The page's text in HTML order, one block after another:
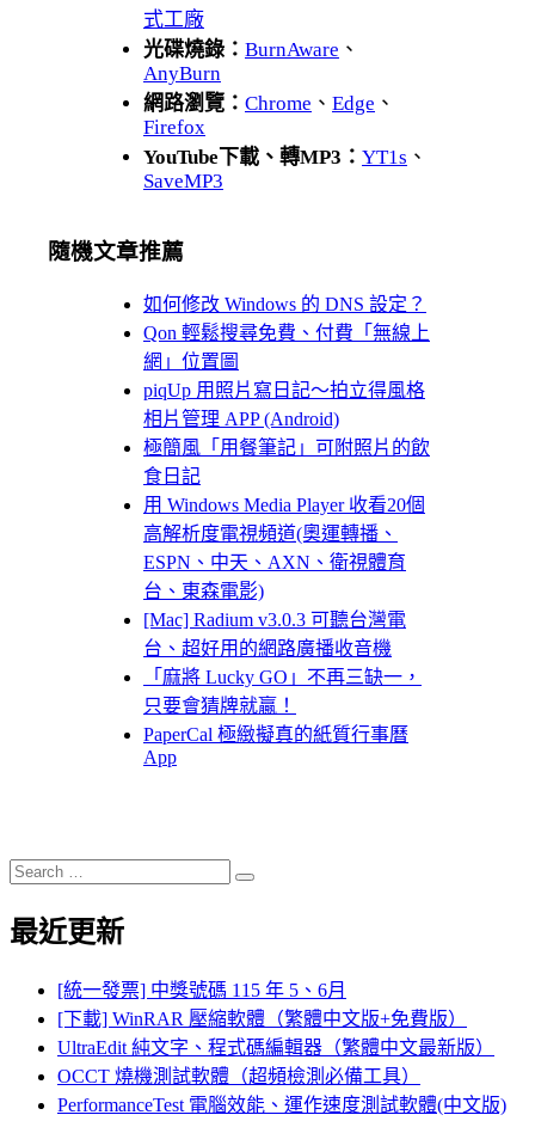
式工廠
光碟燒錄： BurnAware 、
AnyBurn
網路瀏覽： Chrome 、 Edge 、
Firefox
YouTube下載、轉MP3： YT1s 、
SaveMP3
隨機文章推薦
如何修改 Windows 的 DNS 設定？
Qon 輕鬆搜尋免費、付費「無線上
網」位置圖
piqUp 用照片寫日記～拍立得風格
相片管理 APP (Android)
極簡風「用餐筆記」可附照片的飲
食日記
用 Windows Media Player 收看20個
高解析度電視頻道(奧運轉播、
ESPN、中天、AXN、衛視體育
台、東森電影)
[Mac] Radium v3.0.3 可聽台灣電
台、超好用的網路廣播收音機
「麻將 Lucky GO」不再三缺一，
只要會猜牌就贏！
PaperCal 極緻擬真的紙質行事曆
App
Search
for:
Search
最近更新
[統一發票] 中獎號碼 115 年 5、6月
[下載] WinRAR 壓縮軟體（繁體中文版+免費版）
UltraEdit 純文字、程式碼編輯器（繁體中文最新版）
OCCT 燒機測試軟體（超頻檢測必備工具）
PerformanceTest 電腦效能、運作速度測試軟體(中文版)